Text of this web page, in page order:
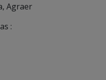
Agraer
: